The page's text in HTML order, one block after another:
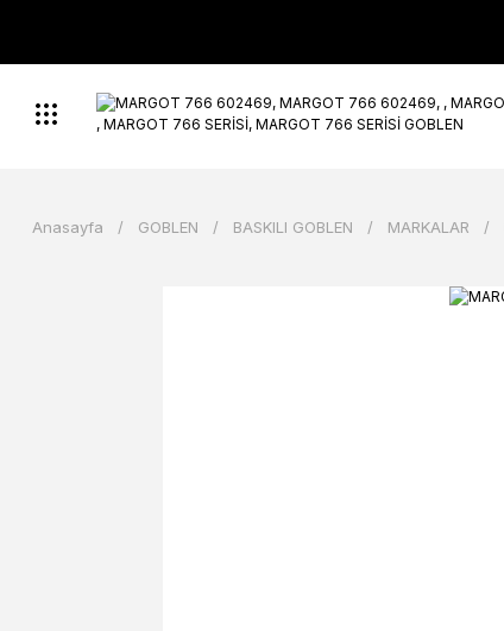
Anasayfa GOBLEN BASKILI GOBLEN MARKALAR